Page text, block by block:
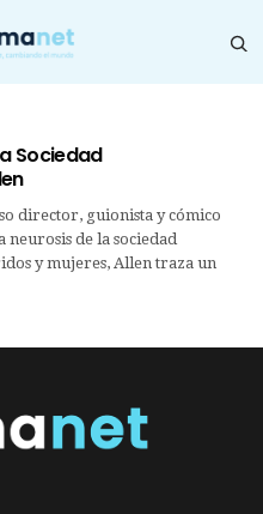
Sociedad
director, guionista y cómico
de la sociedad
y mujeres, Allen traza un